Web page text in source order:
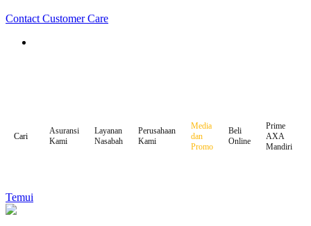
Contact Customer Care
Cari
Asuransi
Kami
Layanan
Nasabah
Perusahaan
Kami
Media
dan
Promo
Beli
Online
Prime
AXA
Mandiri
Temui